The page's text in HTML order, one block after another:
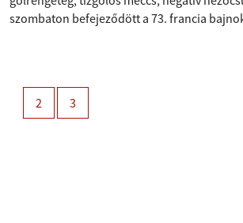
szombaton befejeződött a 73. francia
2 3